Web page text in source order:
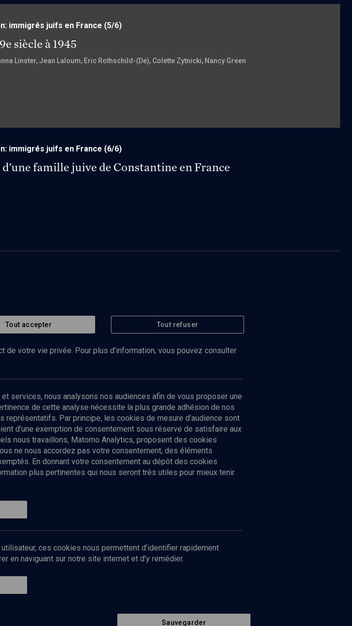
immigrés juifs en France (5/6)
siècle à 1945
Linster, Jean Laloum, Eric Rothschild-(De), Colette Zytnicki, Nancy Green
immigrés juifs en France (6/6)
famille juive de Constantine en France
newsletter
Envoyer
Politique de protection des données
personnelles
Mentions légales
Contact
Tout accepter Tout refuser
votre vie privée. Pour plus d’information, vous pouvez consulter
services, nous analysons nos audiences afin de vous proposer une
de cette analyse nécessite la plus grande adhésion de nos
Par principe, les cookies de mesure d’audience sont
d’une exemption de consentement sous réserve de satisfaire aux
nous travaillons, Matomo Analytics, proposent des cookies
ne nous accordez pas votre consentement, des éléments
En donnant votre consentement au dépôt des cookies
plus pertinentes qui nous seront très utiles pour mieux tenir
ces cookies nous permettent d’identifier rapidement
en naviguant sur notre site internet et d’y remédier.
Sauvegarder